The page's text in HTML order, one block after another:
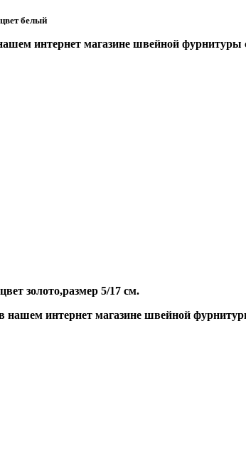
белый
интернет магазине швейной
золото,размер 5/17 см.
нашем интернет магазине швейной